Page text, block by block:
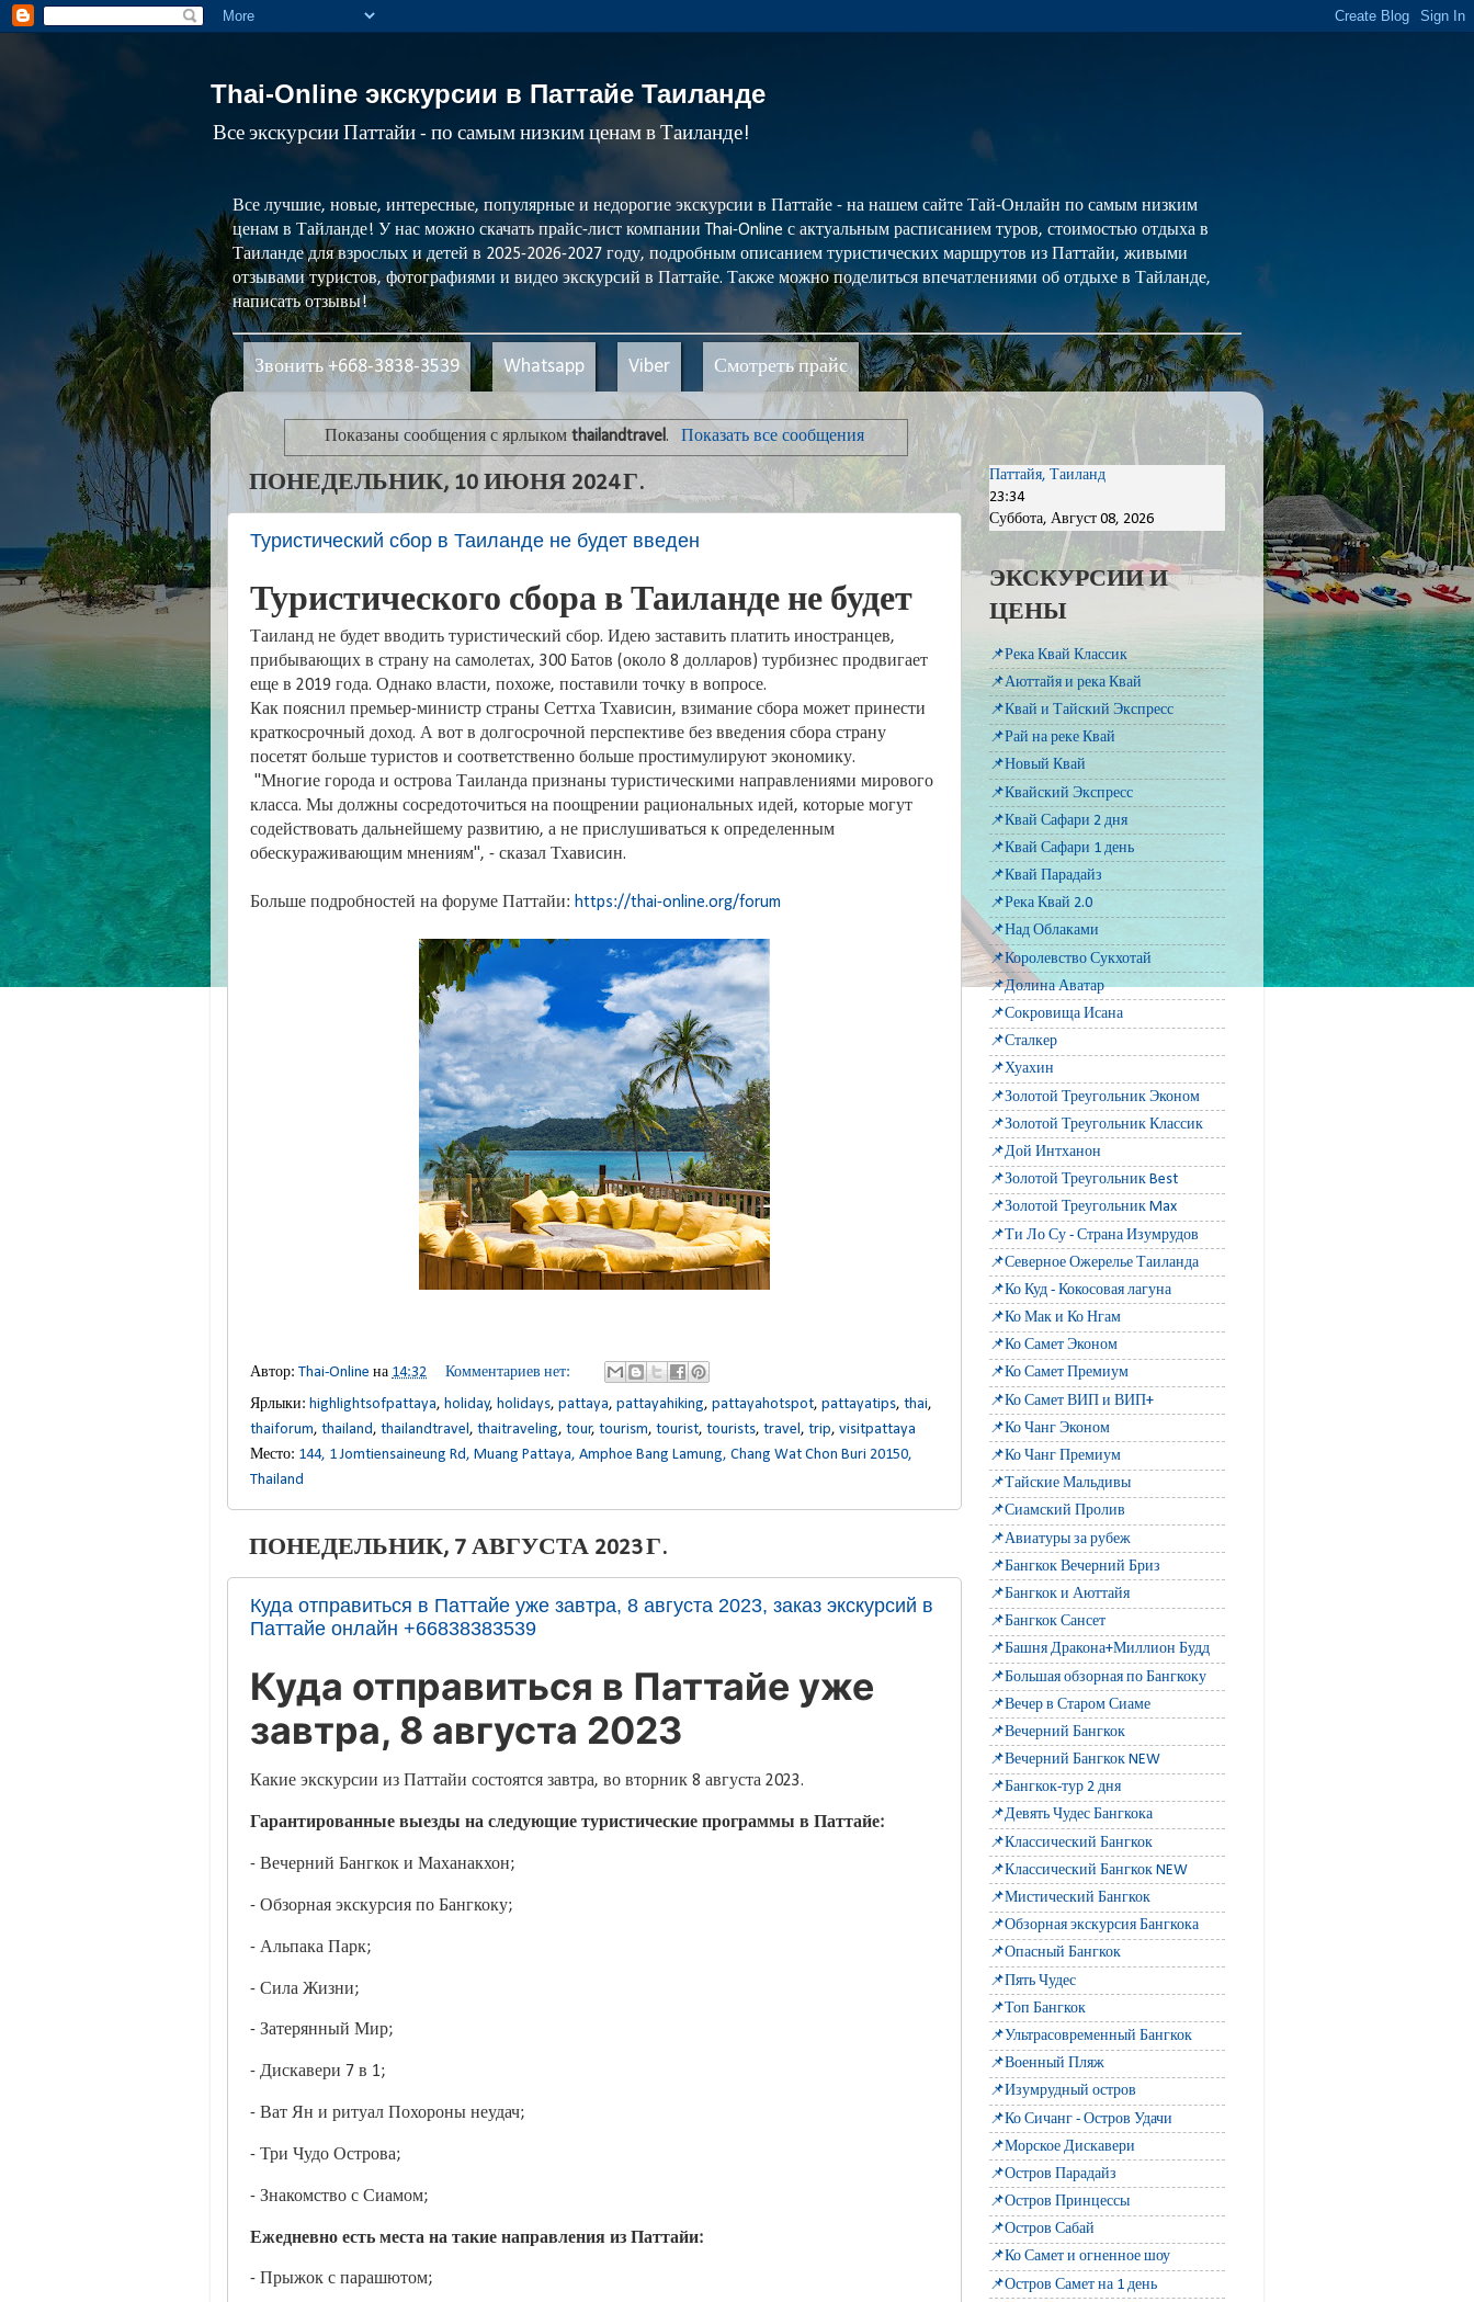
Thai-Online экскурсии в Паттайе Таиланде
Все экскурсии Паттайи - по самым низким ценам в Таиланде!
Все лучшие, новые, интересные, популярные и недорогие экскурсии в Паттайе - на нашем сайте Тай-Онлайн по самым низким
ценам в Тайланде! У нас можно скачать прайс-лист компании Thai-Online с актуальным расписанием туров, стоимостью отдыха в
Таиланде для взрослых и детей в 2025-2026-2027 году, подробным описанием туристических маршрутов из Паттайи, живыми
отзывами туристов, фотографиями и видео экскурсий в Паттайе. Также можно поделиться впечатлениями об отдыхе в Тайланде,
написать отзывы!
Звонить +668-3838-3539 Whatsapp Viber Смотреть прайс
Показаны сообщения с ярлыкомthailandtravel. Показать все сообщения
ПОНЕДЕЛЬНИК, 10 ИЮНЯ 2024 Г.
Туристический сбор в Таиланде не будет введен
Туристического сбора в Таиланде не будет
Таиланд не будет вводить туристический сбор. Идею заставить платить иностранцев,
прибывающих в страну на самолетах, 300 Батов (около 8 долларов) турбизнес продвигает
еще в 2019 года. Однако власти, похоже, поставили точку в вопросе.
Как пояснил премьер-министр страны Сеттха Тхависин, взимание сбора может принести
краткосрочный доход. А вот в долгосрочной перспективе без введения сбора страну
посетят больше туристов и соответственно больше простимулируют экономику.
"Многие города и острова Таиланда признаны туристическими направлениями мирового
класса. Мы должны сосредоточиться на поощрении рациональных идей, которые могут
содействовать дальнейшему развитию, а не прислушиваться к определенным
обескураживающим мнениям", - сказал Тхависин.
Больше подробностей на форуме Паттайи: https://thai-online.org/forum
Автор: Thai-Online на 14:32
Комментариев нет:
Ярлыки: highlightsofpattaya, holiday, holidays, pattaya, pattayahiking, pattayahotspot, pattayatips, thai,
thaiforum, thailand, thailandtravel, thaitraveling, tour, tourism, tourist, tourists, travel, trip, visitpattaya
Место: 144, 1 Jomtiensaineung Rd, Muang Pattaya, Amphoe Bang Lamung, Chang Wat Chon Buri 20150,
Thailand
ПОНЕДЕЛЬНИК, 7 АВГУСТА 2023 Г.
Куда отправиться в Паттайе уже завтра, 8 августа 2023, заказ экскурсий в
Паттайе онлайн +66838383539
Куда отправиться в Паттайе уже
завтра, 8 августа 2023
Какие экскурсии из Паттайи состоятся завтра, во вторник 8 августа 2023.
Гарантированные выезды на следующие туристические программы в Паттайе:
- Вечерний Бангкок и Маханакхон;
- Обзорная экскурсия по Бангкоку;
- Альпака Парк;
- Сила Жизни;
- Затерянный Мир;
- Дискавери 7 в 1;
- Ват Ян и ритуал Похороны неудач;
- Три Чудо Острова;
- Знакомство с Сиамом;
Ежедневно есть места на такие направления из Паттайи:
- Прыжок с парашютом;
Паттайя, Таиланд
23:34
Суббота, Август 08, 2026
ЭКСКУРСИИ И
ЦЕНЫ
📌Река Квай Классик
📌Аюттайя и река Квай
📌Квай и Тайский Экспресс
📌Рай на реке Квай
📌Новый Квай
📌Квайский Экспресс
📌Квай Сафари 2 дня
📌Квай Сафари 1 день
📌Квай Парадайз
📌Река Квай 2.0
📌Над Облаками
📌Королевство Сукхотай
📌Долина Аватар
📌Сокровища Исана
📌Сталкер
📌Хуахин
📌Золотой Треугольник Эконом
📌Золотой Треугольник Классик
📌Дой Интханон
📌Золотой Треугольник Best
📌Золотой Треугольник Max
📌Ти Ло Су - Страна Изумрудов
📌Северное Ожерелье Таиланда
📌Ко Куд - Кокосовая лагуна
📌Ко Мак и Ко Нгам
📌Ко Самет Эконом
📌Ко Самет Премиум
📌Ко Самет ВИП и ВИП+
📌Ко Чанг Эконом
📌Ко Чанг Премиум
📌Тайские Мальдивы
📌Сиамский Пролив
📌Авиатуры за рубеж
📌Бангкок Вечерний Бриз
📌Бангкок и Аюттайя
📌Бангкок Сансет
📌Башня Дракона+Миллион Будд
📌Большая обзорная по Бангкоку
📌Вечер в Старом Сиаме
📌Вечерний Бангкок
📌Вечерний Бангкок NEW
📌Бангкок-тур 2 дня
📌Девять Чудес Бангкока
📌Классический Бангкок
📌Классический Бангкок NEW
📌Мистический Бангкок
📌Обзорная экскурсия Бангкока
📌Опасный Бангкок
📌Пять Чудес
📌Топ Бангкок
📌Ультрасовременный Бангкок
📌Военный Пляж
📌Изумрудный остров
📌Ко Сичанг - Остров Удачи
📌Морское Дискавери
📌Остров Парадайз
📌Остров Принцессы
📌Остров Сабай
📌Ко Самет и огненное шоу
📌Остров Самет на 1 день